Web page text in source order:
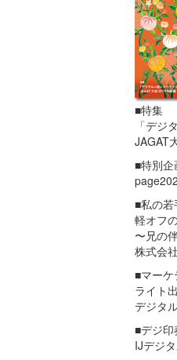
■特集
「デジ
JAGAT
■特別企
■私の
軽オフ
〜兄の
株式会
■マーケ
ライト
デジタ
■デジ印
IJデジ